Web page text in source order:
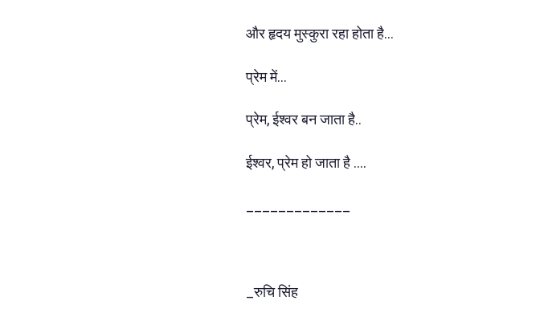
और हृदय मुस्कुरा रहा होता है...
प्रेम में...
प्रेम, ईश्वर बन जाता है..
ईश्वर, प्रेम हो जाता है ....
_रुचि सिंह